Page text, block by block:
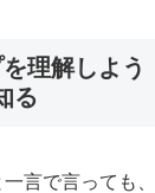
理解しよう
る
言で言っても